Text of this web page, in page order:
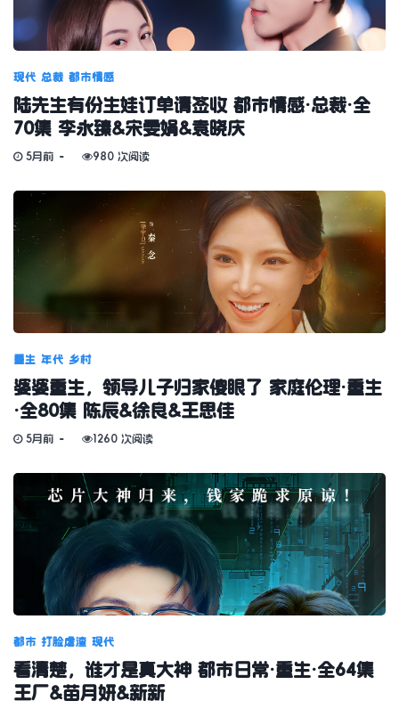
现代 总裁 都市情感
陆先生有份生娃订单请签收 都市情感·总裁·全
70集 李永臻&宋雯娟&袁晓庆
5月前 980 次阅读
重生 年代 乡村
婆婆重生，领导儿子归家傻眼了 家庭伦理·重生
·全80集 陈辰&徐良&王思佳
5月前 1260 次阅读
都市 打脸虐渣 现代
看清楚，谁才是真大神 都市日常·重生·全64集
王厂&苗月妍&新新